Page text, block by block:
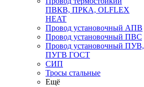
ПВКВ, ПРКА, OLFLEX
HEAT
Провод установочный АПВ
Провод установочный ПВС
Провод установочный ПУВ,
ПУГВ ГОСТ
СИП
Тросы стальные
Ещё